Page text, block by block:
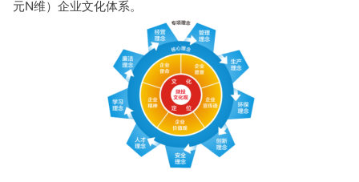
元N维）企业文化体系。